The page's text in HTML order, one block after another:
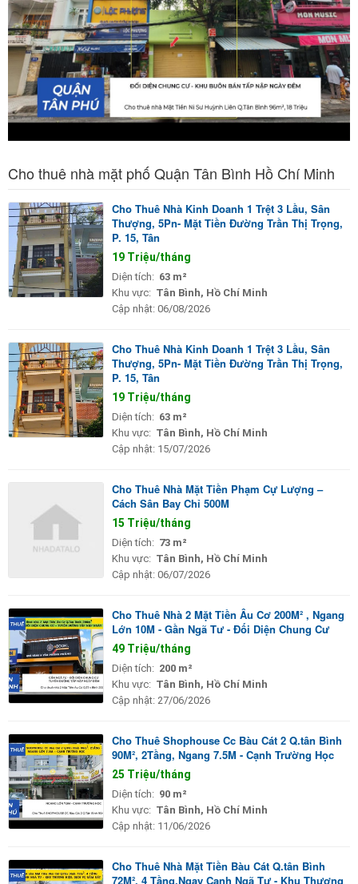
Cho thuê nhà mặt phố Quận Tân Bình Hồ Chí Minh
Cho Thuê Nhà Kinh Doanh 1 Trệt 3 Lầu, Sân
Thượng, 5Pn- Mặt Tiền Đường Trần Thị Trọng,
P. 15, Tân
19 Triệu/tháng
Diện tích: 63 m²
Khu vực: Tân Bình, Hồ Chí Minh
Cập nhật: 06/08/2026
Cho Thuê Nhà Kinh Doanh 1 Trệt 3 Lầu, Sân
Thượng, 5Pn- Mặt Tiền Đường Trần Thị Trọng,
P. 15, Tân
19 Triệu/tháng
Diện tích: 63 m²
Khu vực: Tân Bình, Hồ Chí Minh
Cập nhật: 15/07/2026
Cho Thuê Nhà Mặt Tiền Phạm Cự Lượng –
Cách Sân Bay Chỉ 500M
15 Triệu/tháng
Diện tích: 73 m²
Khu vực: Tân Bình, Hồ Chí Minh
Cập nhật: 06/07/2026
Cho Thuê Nhà 2 Mặt Tiền Âu Cơ 200M² , Ngang
Lớn 10M - Gần Ngã Tư - Đối Diện Chung Cư
49 Triệu/tháng
Diện tích: 200 m²
Khu vực: Tân Bình, Hồ Chí Minh
Cập nhật: 27/06/2026
Cho Thuê Shophouse Cc Bàu Cát 2 Q.tân Bình
90M², 2Tầng, Ngang 7.5M - Cạnh Trường Học
25 Triệu/tháng
Diện tích: 90 m²
Khu vực: Tân Bình, Hồ Chí Minh
Cập nhật: 11/06/2026
Cho Thuê Nhà Mặt Tiền Bàu Cát Q.tân Bình
72M², 4 Tầng,Ngay Cạnh Ngã Tư - Khu Thương